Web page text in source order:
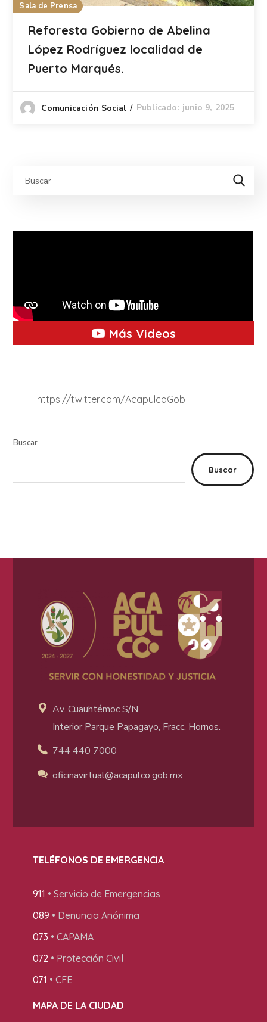
Sala de Prensa
Reforesta Gobierno de Abelina
López Rodríguez localidad de
Puerto Marqués.
Comunicación Social Publicado: junio 9, 2025
Más Videos
https://twitter.com/AcapulcoGob
Buscar
Buscar
Av. Cuauhtémoc S/N,
Interior Parque Papagayo, Fracc. Hornos.
744 440 7000
oficinavirtual@acapulco.gob.mx
TELÉFONOS DE EMERGENCIA
911 • Servicio de Emergencias
089 • Denuncia Anónima
073 • CAPAMA
072 • Protección Civil
071 • CFE
MAPA DE LA CIUDAD